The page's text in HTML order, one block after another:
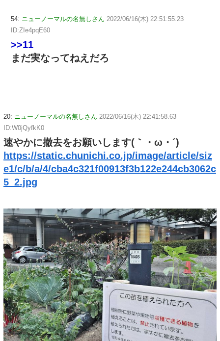
54: ニューノーマルの名無しさん 2022/06/16(木) 22:51:55.23
ID:ZIe4pqE60
>>11
まだ実なってねえだろ
20: ニューノーマルの名無しさん 2022/06/16(木) 22:41:58.63
ID:W0jQyfkK0
速やかに撤去をお願いします(｀・ω・´)
https://static.chunichi.co.jp/image/article/siz
e1/c/b/a/4/cba4c321f00913f3b122e244cb3062c
5_2.jpg